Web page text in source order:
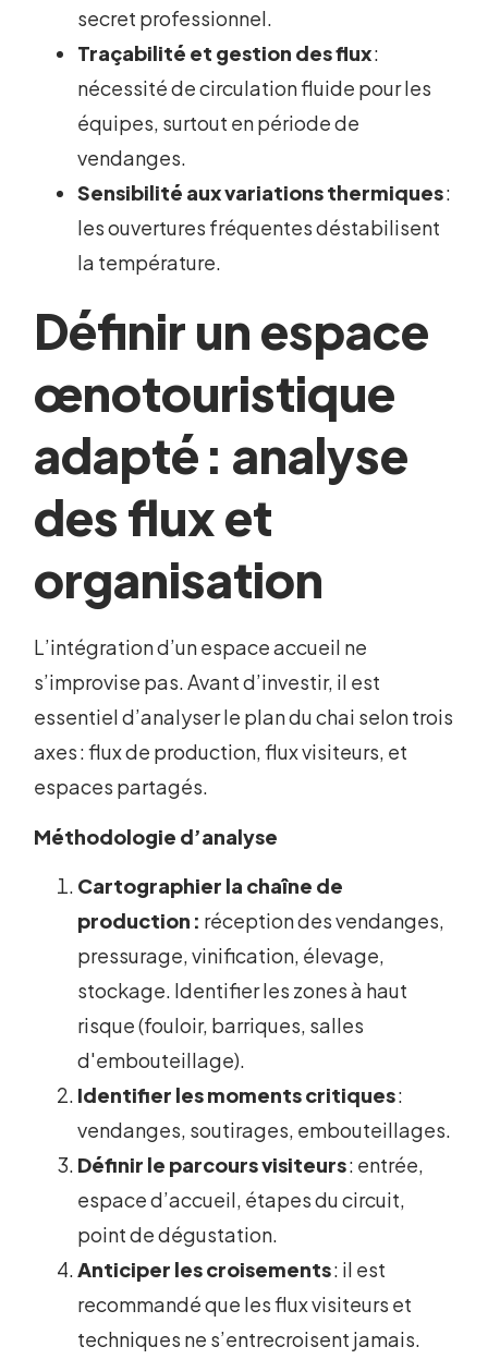
secret professionnel.
Traçabilité et gestion des flux:
nécessité de circulation fluide pour les
équipes, surtout en période de
vendanges.
Sensibilité aux variations thermiques:
les ouvertures fréquentes déstabilisent
la température.
Définir un espace
œnotouristique
adapté : analyse
des flux et
organisation
L’intégration d’un espace accueil ne
s’improvise pas. Avant d’investir, il est
essentiel d’analyser le plan du chai selon trois
axes : flux de production, flux visiteurs, et
espaces partagés.
Méthodologie d’analyse
Cartographier la chaîne de
production : réception des vendanges,
pressurage, vinification, élevage,
stockage. Identifier les zones à haut
risque (fouloir, barriques, salles
d'embouteillage).
Identifier les moments critiques:
vendanges, soutirages, embouteillages.
Définir le parcours visiteurs: entrée,
espace d’accueil, étapes du circuit,
point de dégustation.
Anticiper les croisements: il est
recommandé que les flux visiteurs et
techniques ne s’entrecroisent jamais.